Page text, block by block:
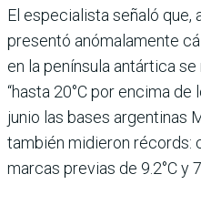
El especialista señaló que,
presentó anómalamente
en la península antártica
“hasta 20°C por encima de
junio las bases argentinas
también midieron récords:
marcas previas de 9.2°C y